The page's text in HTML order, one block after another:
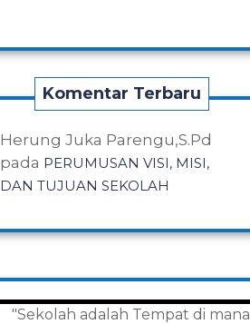
Komentar Terbaru
Herung Juka Parengu,S.Pd
pada PERUMUSAN VISI, MISI,
DAN TUJUAN SEKOLAH
"Sekolah adalah Tempat di mana